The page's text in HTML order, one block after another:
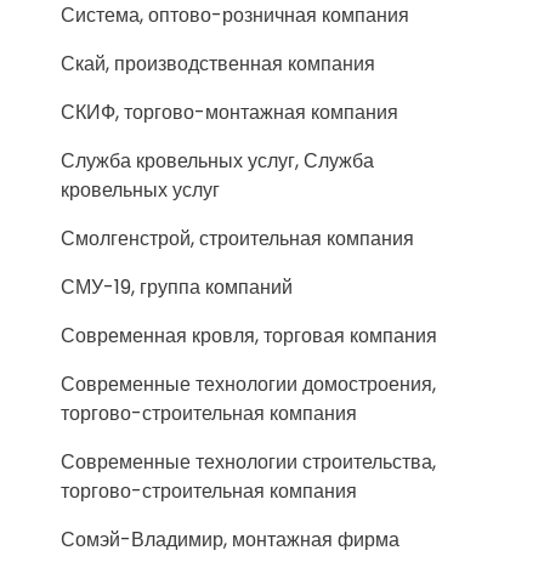
Система, оптово-розничная компания
Скай, производственная компания
СКИФ, торгово-монтажная компания
Служба кровельных услуг, Служба
кровельных услуг
Смолгенстрой, строительная компания
СМУ-19, группа компаний
Современная кровля, торговая компания
Современные технологии домостроения,
торгово-строительная компания
Современные технологии строительства,
торгово-строительная компания
Сомэй-Владимир, монтажная фирма